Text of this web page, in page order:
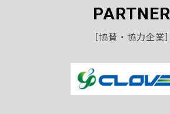
PARTNER
［協賛・協力企業］